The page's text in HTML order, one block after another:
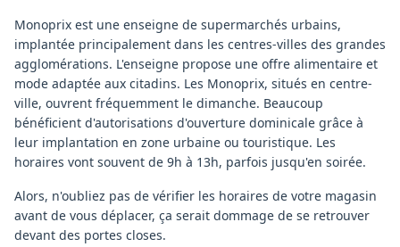
Monoprix est une enseigne de supermarchés urbains,
implantée principalement dans les centres-villes des grandes
agglomérations. L'enseigne propose une offre alimentaire et
mode adaptée aux citadins. Les Monoprix, situés en centre-
ville, ouvrent fréquemment le dimanche. Beaucoup
bénéficient d'autorisations d'ouverture dominicale grâce à
leur implantation en zone urbaine ou touristique. Les
horaires vont souvent de 9h à 13h, parfois jusqu'en soirée.
Alors, n'oubliez pas de vérifier les horaires de votre magasin
avant de vous déplacer, ça serait dommage de se retrouver
devant des portes closes.